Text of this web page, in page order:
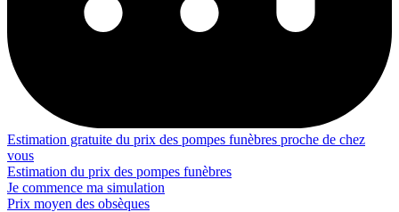
Estimation gratuite du prix des pompes funèbres proche de chez
vous
Estimation du prix des pompes funèbres
Je commence ma simulation
Prix moyen des obsèques